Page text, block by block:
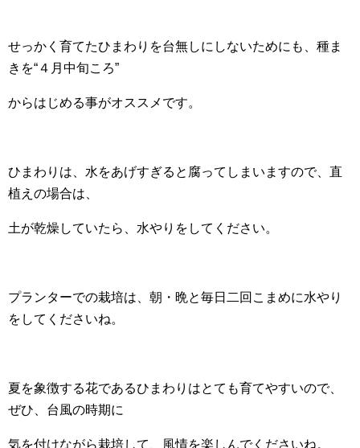
せっかく育てたひまわりを台無しにしないためにも、種ま
きを“４月中旬ころ”
からはじめる事がオススメです。
ひまわりは、水をあげすぎると腐ってしまいますので、直
植えの場合は、
土が乾燥していたら、水やりをしてください。
プランターでの栽培は、朝・晩と毎日二回こまめに水やり
をしてくださいね。
夏を象徴する花であるひまわりはとても育てやすいので、
ぜひ、台風の時期に
気を付けながら栽培して、風情を楽しんでくださいね。